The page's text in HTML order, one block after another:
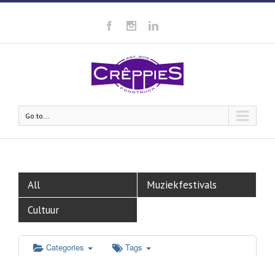
Go to...
All
Muziekfestivals
Cultuur
Categories Tags